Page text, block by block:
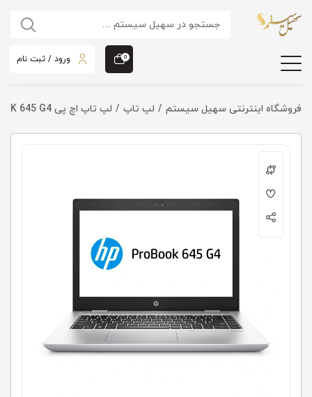
0 ورود / ثبت نام
فروشگاه اینترنتی سهیل سیستم لپ تاپ لپ تاپ اچ پی HP PROBOOK 645 G4